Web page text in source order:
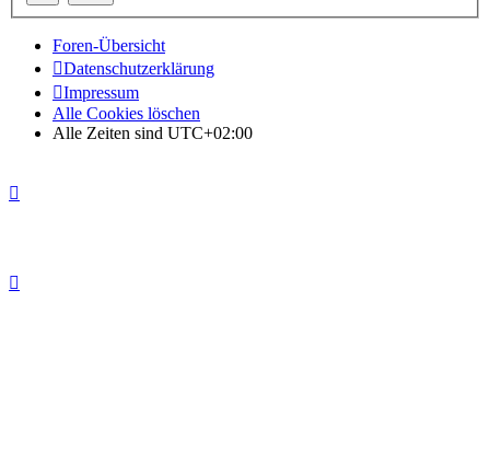
Foren-Übersicht
Datenschutzerklärung
Impressum
Alle Cookies löschen
Alle Zeiten sind UTC+02:00